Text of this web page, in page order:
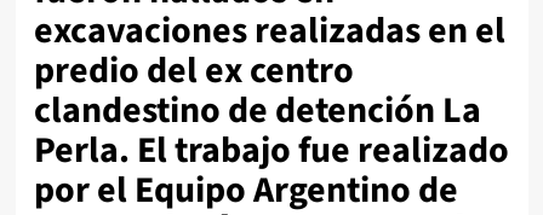
excavaciones realizadas en el
predio del ex centro
clandestino de detención La
Perla. El trabajo fue realizado
por el Equipo Argentino de